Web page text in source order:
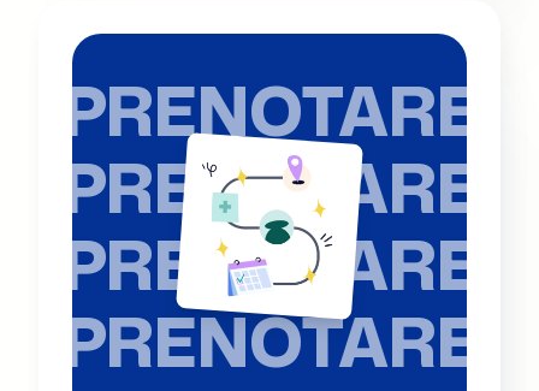
PRENOTARE
PRENOTARE
PRENOTARE
PRENOTARE